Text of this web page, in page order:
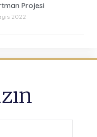
Projesi
2022